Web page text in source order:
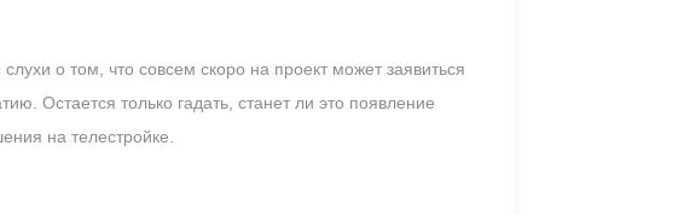
о том, что совсем скоро на проект может заявиться
Остается только гадать, станет ли это появление
на телестройке.